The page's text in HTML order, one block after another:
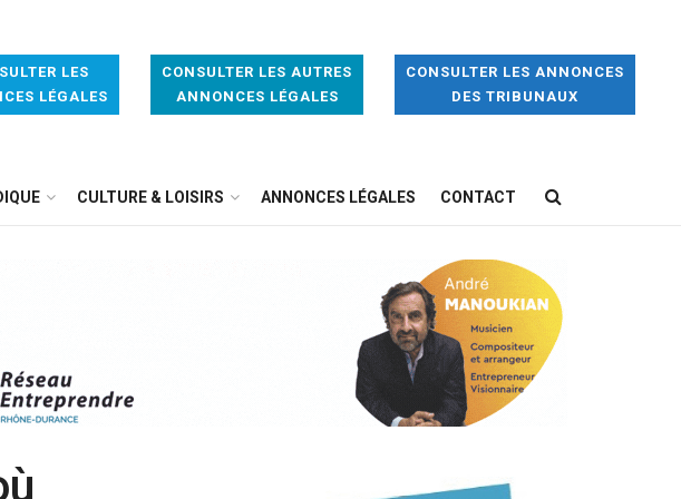
LES
LÉGALES
CONSULTER LES AUTRES
ANNONCES LÉGALES
CONSULTER LES ANNONCES
DES TRIBUNAUX
CULTURE & LOISIRS ANNONCES LÉGALES CONTACT